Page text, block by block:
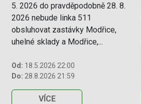
5. 2026 do pravděpodobně 28. 8.
2026 nebude linka 511
obsluhovat zastávky Modřice,
uhelné sklady a Modřice,...
Od: 18.5.2026 22:00
Do: 28.8.2026 21:59
VÍCE